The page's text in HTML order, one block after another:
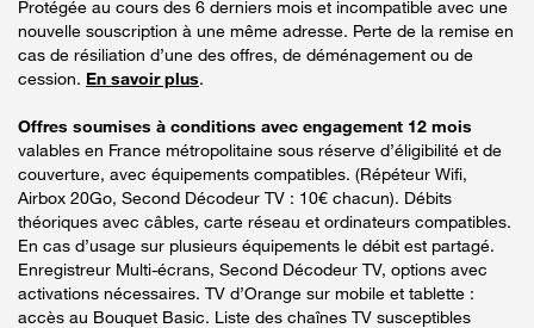
Protégée au cours des 6 derniers mois et incompatible avec une
nouvelle souscription à une même adresse. Perte de la remise en
cas de résiliation d’une des offres, de déménagement ou de
cession. En savoir plus.
Offres soumises à conditions avec engagement 12 mois
valables en France métropolitaine sous réserve d’éligibilité et de
couverture, avec équipements compatibles. (Répéteur Wifi,
Airbox 20Go, Second Décodeur TV : 10€ chacun). Débits
théoriques avec câbles, carte réseau et ordinateurs compatibles.
En cas d’usage sur plusieurs équipements le débit est partagé.
Enregistreur Multi-écrans, Second Décodeur TV, options avec
activations nécessaires. TV d’Orange sur mobile et tablette :
accès au Bouquet Basic. Liste des chaînes TV susceptibles